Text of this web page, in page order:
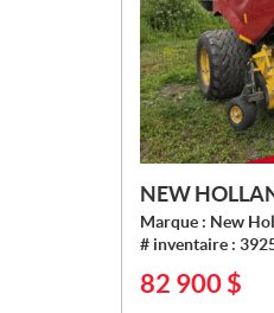
NEW
Marque : New
# inventaire :
P
82 900 $